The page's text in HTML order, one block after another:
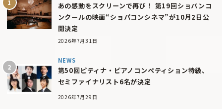
あの感動をスクリーンで再び！ 第19回ショパンコ
ンクールの映画“ショパコンシネマ”が10月2日公
開決定
2026年7月31日
NEWS
第50回ピティナ・ピアノコンペティション特級、
セミファイナリスト6名が決定
2026年7月29日